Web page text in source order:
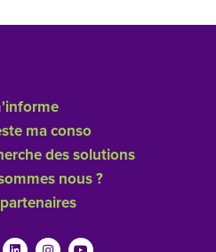
ma conso
des solutions
nous ?